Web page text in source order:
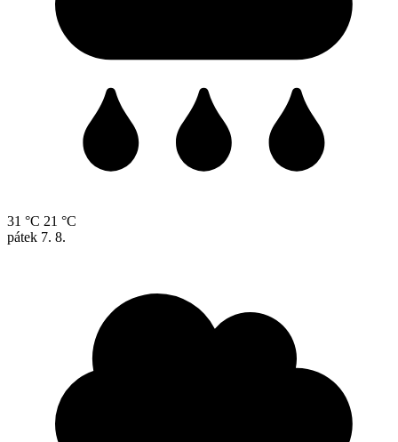
31 °C 21 °C
pátek 7. 8.